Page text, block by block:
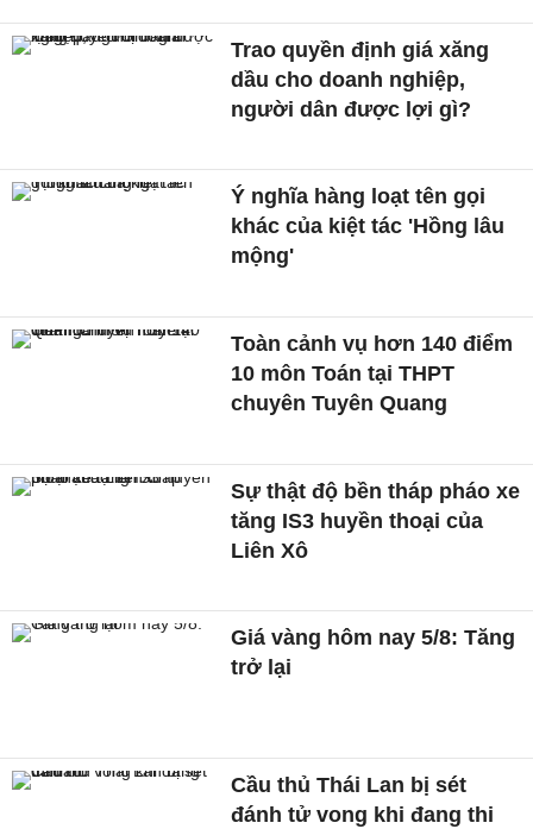
Trao quyền định giá xăng
dầu cho doanh nghiệp,
người dân được lợi gì?
Ý nghĩa hàng loạt tên gọi
khác của kiệt tác 'Hồng lâu
mộng'
Toàn cảnh vụ hơn 140 điểm
10 môn Toán tại THPT
chuyên Tuyên Quang
Sự thật độ bền tháp pháo xe
tăng IS3 huyền thoại của
Liên Xô
Giá vàng hôm nay 5/8: Tăng
trở lại
Cầu thủ Thái Lan bị sét
đánh tử vong khi đang thi